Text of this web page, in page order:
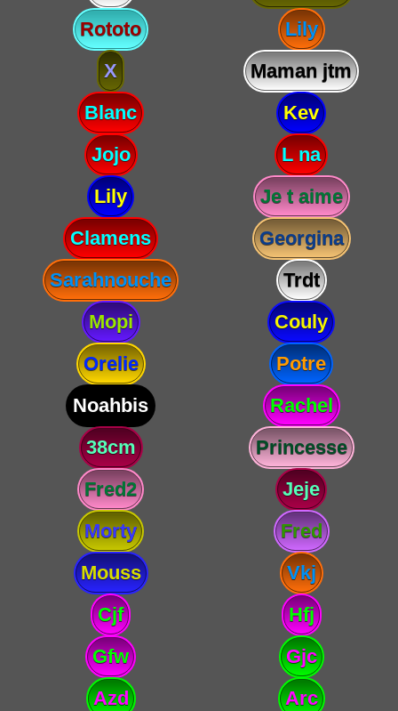
Rototo
Lily
X
Maman jtm
Blanc
Kev
Jojo
L na
Lily
Je t aime
Clamens
Georgina
Sarahnouche
Trdt
Mopi
Couly
Orelie
Potre
Noahbis
Rachel
38cm
Princesse
Fred2
Jeje
Morty
Fred
Mouss
Vkj
Cjf
Hfj
Gfw
Gjc
Azd
Arc